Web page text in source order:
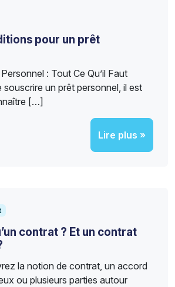
pour un prêt
: Tout Ce Qu’il Faut
un prêt personnel, il est
[…]
Lire plus »
contrat ? Et un contrat
la notion de contrat, un accord
ou plusieurs parties autour